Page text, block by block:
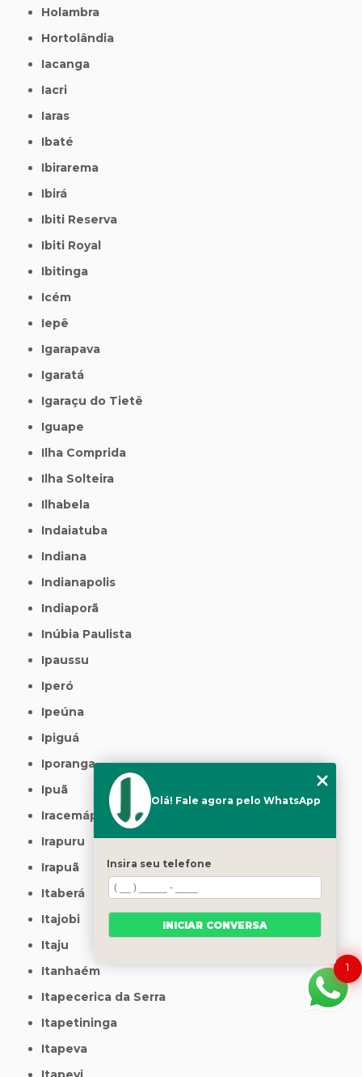
Holambra
Hortolândia
Iacanga
Iacri
Iaras
Ibaté
Ibirarema
Ibirá
Ibiti Reserva
Ibiti Royal
Ibitinga
Icém
Iepê
Igarapava
Igaratá
Igaraçu do Tietê
Iguape
Ilha Comprida
Ilha Solteira
Ilhabela
Indaiatuba
Indiana
Indianapolis
Indiaporã
Inúbia Paulista
Ipaussu
Iperó
Ipeúna
Ipiguá
Iporanga
Ipuã
Iracemápolis
Irapuru
Irapuã
Itaberá
Itajobi
Itaju
Itanhaém
Itapecerica da Serra
Itapetininga
Itapeva
1
Olá! Fale agora pelo WhatsApp
Insira seu telefone
INICIAR CONVERSA